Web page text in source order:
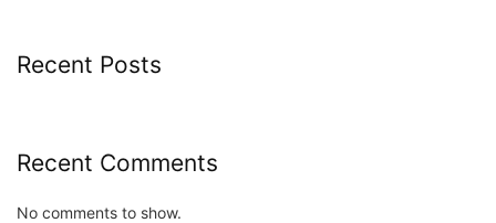
Recent Posts
Recent Comments
No comments to show.